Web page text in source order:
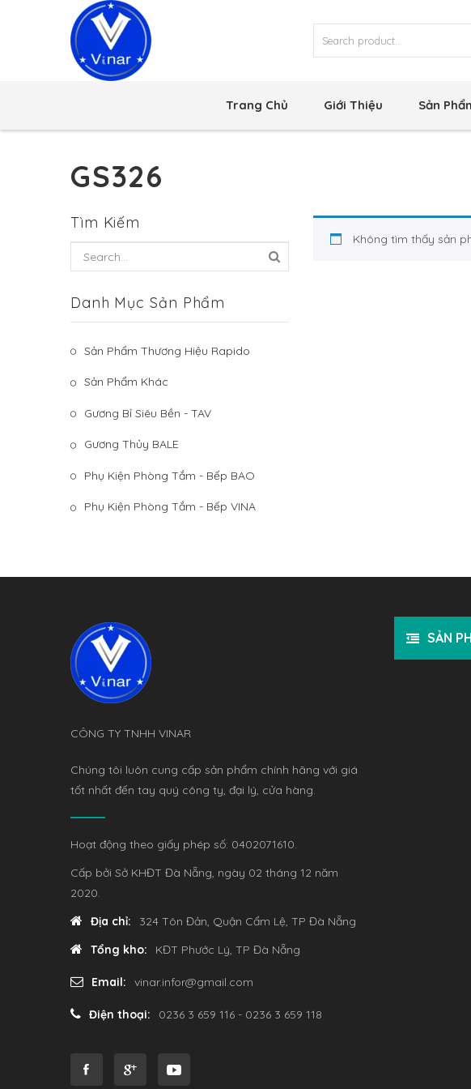
Trang Chủ Giới Thiệu Sản
GS326
Tìm Kiếm
Danh Mục Sản Phẩm
Sản Phẩm Thương Hiệu Rapido
Sản Phẩm Khác
Gương Bỉ Siêu Bền - TAV
Gương Thủy BALE
Phụ Kiện Phòng Tắm - Bếp BAO
Phụ Kiện Phòng Tắm - Bếp VINA
Không tìm thấy sản
CÔNG TY TNHH VINAR
Chúng tôi luôn cung cấp sản phẩm chính hãng với giá
tốt nhất đến tay quý công ty, đại lý, cửa hàng.
Hoạt động theo giấy phép số: 0402071610.
Cấp bởi Sở KHĐT Đà Nẵng, ngày 02 tháng 12 năm
2020.
Địa chỉ:
324 Tôn Đản, Quận Cẩm Lệ, TP Đà Nẵng
Tổng kho:
KĐT Phước Lý, TP Đà Nẵng
Email: vinar.infor@gmail.com
Điện thoại: 0236 3 659 116 - 0236 3 659 118
SẢN